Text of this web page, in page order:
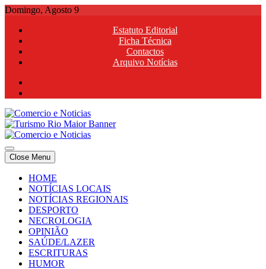
Skip
content
Domingo, Agosto 9
Estatuto Editorial
Ficha Técnica
Contactos
Arquivo Notícias
Comercio e Noticias
Notícias e Publicidade Online
Comercio e Noticias
Notícias e Publicidade Online
Close Menu
HOME
NOTÍCIAS LOCAIS
NOTÍCIAS REGIONAIS
DESPORTO
NECROLOGIA
OPINIÃO
SAÚDE/LAZER
ESCRITURAS
HUMOR